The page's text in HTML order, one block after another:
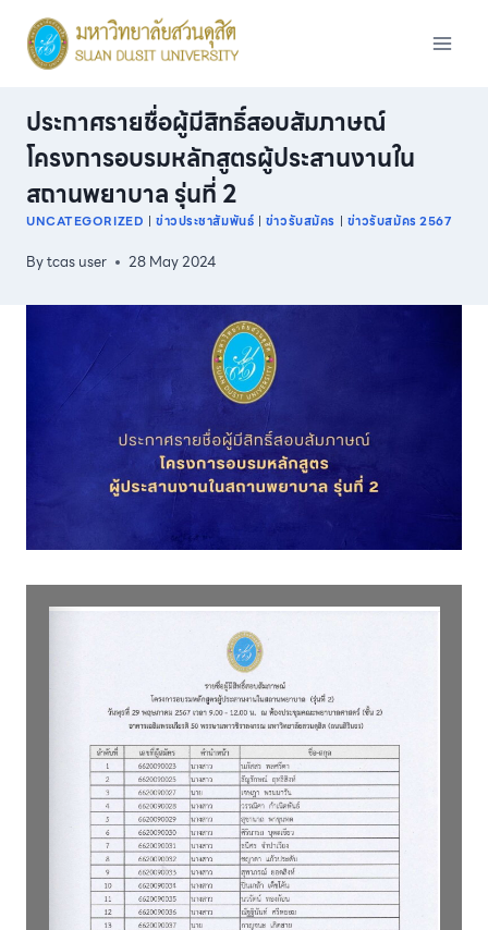
content
ประกาศรายชื่อผู้มีสิทธิ์สอบสัมภาษณ์
โครงการอบรมหลักสูตรผู้ประสานงานใน
สถานพยาบาล รุ่นที่ 2
UNCATEGORIZED | ข่าวประชาสัมพันธ์ | ข่าวรับสมัคร | ข่าวรับสมัคร 2567
Bytcas user 28 May 2024